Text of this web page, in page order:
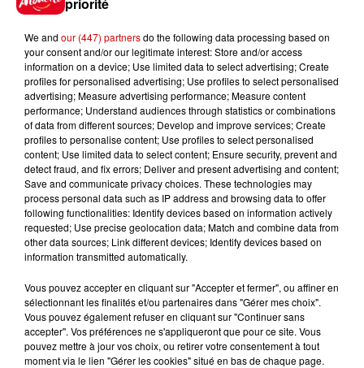
Le Duel - Gagnez vos entrées
pour l'un des zoos de nos
régions !
Destination Vacances - Gagnez
votre séjour en famille au cœur
de la...
Destination Vacances : inscrivez-
vous !
We and our (447) partnersdo the following data processing based on
your consent and/or our legitimate interest: Store and/or access
information on a device; Use limited data to select advertising; Create
profiles for personalised advertising; Use profiles to select personalised
advertising; Measure advertising performance; Measure content
performance; Understand audiences through statistics or combinations
of data from different sources; Develop and improve services; Create
profiles to personalise content; Use profiles to select personalised
content; Use limited data to select content; Ensure security, prevent and
detect fraud, and fix errors; Deliver and present advertising and content;
Save and communicate privacy choices. These technologies may
process personal data such as IP address and browsing data to offer
following functionalities: Identify devices based on information actively
requested; Use precise geolocation data; Match and combine data from
other data sources; Link different devices; Identify devices based on
information transmitted automatically.
Vous pouvez accepter en cliquant sur "Accepter et fermer", ou affiner en
sélectionnant les finalités et/ou partenaires dans "Gérer mes choix".
Vous pouvez également refuser en cliquant sur "Continuer sans
accepter". Vos préférences ne s'appliqueront que pour ce site. Vous
pouvez mettre à jour vos choix, ou retirer votre consentement à tout
moment via le lien "Gérer les cookies" situé en bas de chaque page.